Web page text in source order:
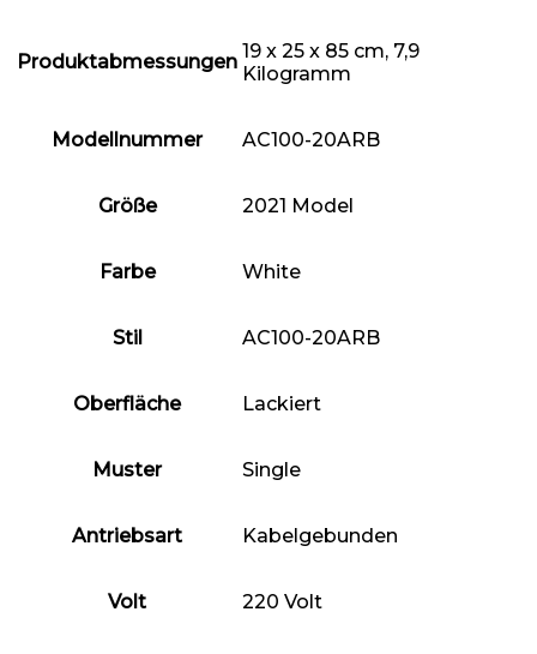
Produktabmessungen ‎19 x 25 x 85 cm, 7,9
Kilogramm
Modellnummer ‎AC100-20ARB
Größe ‎2021 Model
Farbe ‎White
Stil ‎AC100-20ARB
Oberfläche ‎Lackiert
Muster ‎Single
Antriebsart ‎Kabelgebunden
Volt ‎220 Volt